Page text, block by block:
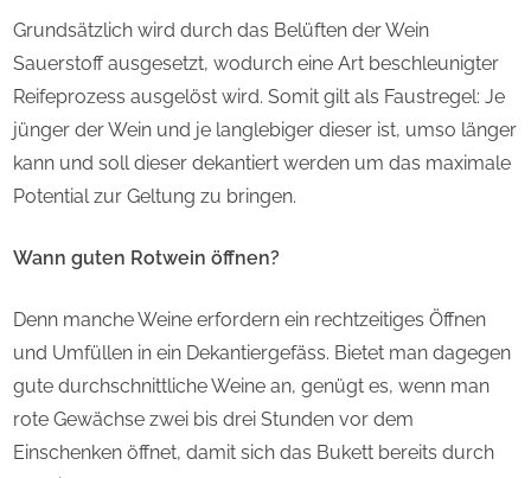
Grundsätzlich wird durch das Belüften der Wein
Sauerstoff ausgesetzt, wodurch eine Art beschleunigter
Reifeprozess ausgelöst wird. Somit gilt als Faustregel: Je
jünger der Wein und je langlebiger dieser ist, umso länger
kann und soll dieser dekantiert werden um das maximale
Potential zur Geltung zu bringen.
Wann guten Rotwein öffnen?
Denn manche Weine erfordern ein rechtzeitiges Öffnen
und Umfüllen in ein Dekantiergefäss. Bietet man dagegen
gute durchschnittliche Weine an, genügt es, wenn man
rote Gewächse zwei bis drei Stunden vor dem
Einschenken öffnet, damit sich das Bukett bereits durch